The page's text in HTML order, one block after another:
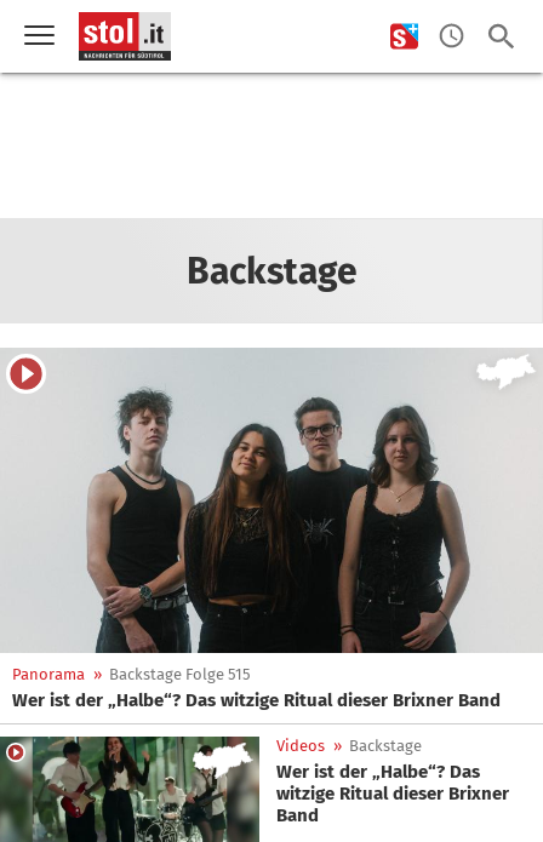
Backstage
Panorama » Backstage Folge 515
Wer ist der „Halbe“? Das witzige Ritual dieser Brixner Band
Videos » Backstage
Wer ist der „Halbe“? Das
witzige Ritual dieser Brixner
Band